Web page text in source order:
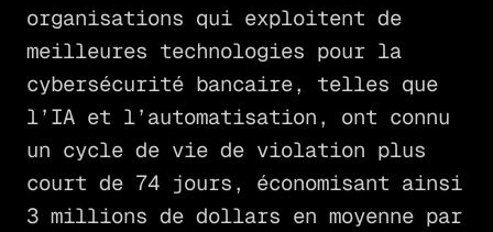
organisations qui exploitent de
meilleures technologies pour la
cybersécurité bancaire, telles que
l’IA et l’automatisation, ont connu
un cycle de vie de violation plus
court de 74 jours, économisant ainsi
3 millions de dollars en moyenne par